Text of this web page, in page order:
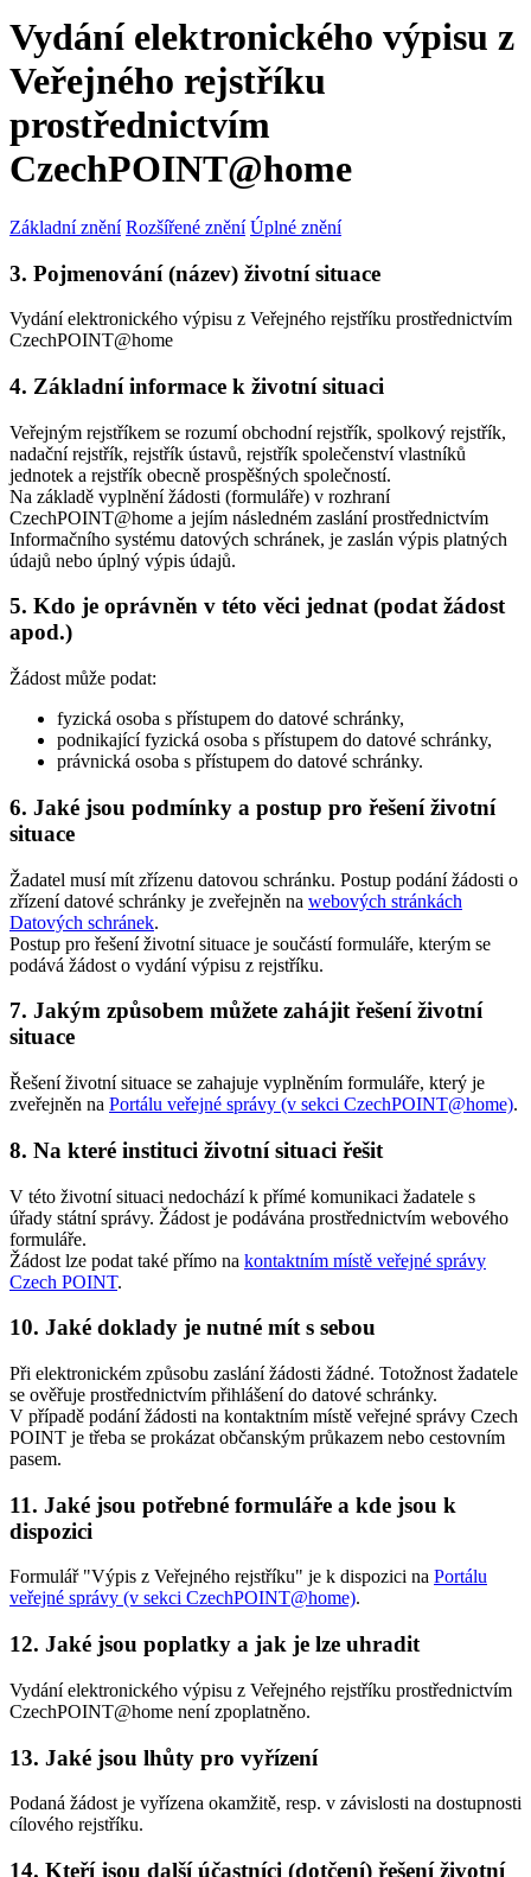
Vydání elektronického výpisu z
Veřejného rejstříku
prostřednictvím
CzechPOINT@home
Základní znění Rozšířené znění Úplné znění
3. Pojmenování (název) životní situace
Vydání elektronického výpisu z Veřejného rejstříku prostřednictvím
CzechPOINT@home
4. Základní informace k životní situaci
Veřejným rejstříkem se rozumí obchodní rejstřík, spolkový rejstřík,
nadační rejstřík, rejstřík ústavů, rejstřík společenství vlastníků
jednotek a rejstřík obecně prospěšných společností.
Na základě vyplnění žádosti (formuláře) v rozhraní
CzechPOINT@home a jejím následném zaslání prostřednictvím
Informačního systému datových schránek, je zaslán výpis platných
údajů nebo úplný výpis údajů.
5. Kdo je oprávněn v této věci jednat (podat žádost
apod.)
Žádost může podat:
fyzická osoba s přístupem do datové schránky,
podnikající fyzická osoba s přístupem do datové schránky,
právnická osoba s přístupem do datové schránky.
6. Jaké jsou podmínky a postup pro řešení životní
situace
Žadatel musí mít zřízenu datovou schránku. Postup podání žádosti o
zřízení datové schránky je zveřejněn na webových stránkách
Datových schránek.
Postup pro řešení životní situace je součástí formuláře, kterým se
podává žádost o vydání výpisu z rejstříku.
7. Jakým způsobem můžete zahájit řešení životní
situace
Řešení životní situace se zahajuje vyplněním formuláře, který je
zveřejněn na Portálu veřejné správy (v sekci CzechPOINT@home).
8. Na které instituci životní situaci řešit
V této životní situaci nedochází k přímé komunikaci žadatele s
úřady státní správy. Žádost je podávána prostřednictvím webového
formuláře.
Žádost lze podat také přímo na kontaktním místě veřejné správy
Czech POINT.
10. Jaké doklady je nutné mít s sebou
Při elektronickém způsobu zaslání žádosti žádné. Totožnost žadatele
se ověřuje prostřednictvím přihlášení do datové schránky.
V případě podání žádosti na kontaktním místě veřejné správy Czech
POINT je třeba se prokázat občanským průkazem nebo cestovním
pasem.
11. Jaké jsou potřebné formuláře a kde jsou k
dispozici
Formulář "Výpis z Veřejného rejstříku" je k dispozici na Portálu
veřejné správy (v sekci CzechPOINT@home).
12. Jaké jsou poplatky a jak je lze uhradit
Vydání elektronického výpisu z Veřejného rejstříku prostřednictvím
CzechPOINT@home není zpoplatněno.
13. Jaké jsou lhůty pro vyřízení
Podaná žádost je vyřízena okamžitě, resp. v závislosti na dostupnosti
cílového rejstříku.
14. Kteří jsou další účastníci (dotčení) řešení životní